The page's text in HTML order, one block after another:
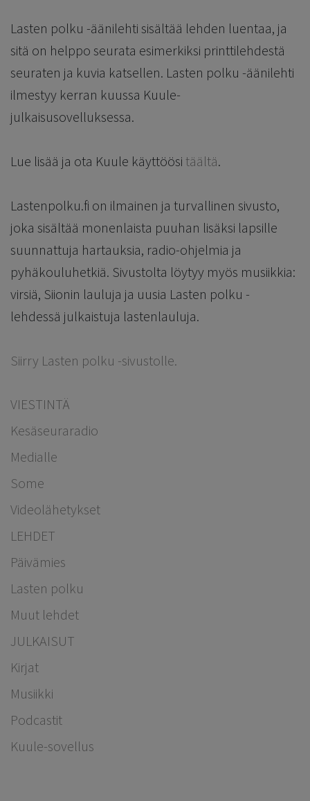
Lasten polku -äänilehti sisältää lehden luentaa, ja
sitä on helppo seurata esimerkiksi printtilehdestä
seuraten ja kuvia katsellen. Lasten polku -äänilehti
ilmestyy kerran kuussa Kuule-
julkaisusovelluksessa.
Lue lisää ja ota Kuule käyttöösi täältä.
Lastenpolku.fi on ilmainen ja turvallinen sivusto,
joka sisältää monenlaista puuhan lisäksi lapsille
suunnattuja hartauksia, radio-ohjelmia ja
pyhäkouluhetkiä. Sivustolta löytyy myös musiikkia:
virsiä, Siionin lauluja ja uusia Lasten polku -
lehdessä julkaistuja lastenlauluja.
Siirry Lasten polku -sivustolle.
VIESTINTÄ
Kesäseuraradio
Medialle
Some
Videolähetykset
LEHDET
Päivämies
Lasten polku
Muut lehdet
JULKAISUT
Kirjat
Musiikki
Podcastit
Kuule-sovellus